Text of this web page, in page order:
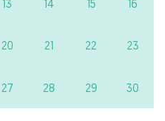
13 14 15 16
20 21 22 23
27 28 29 30